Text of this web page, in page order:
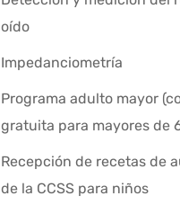
oído
Impedanciometría
Programa adulto mayor
gratuita para mayores de
Recepción de recetas de
de la CCSS para niños